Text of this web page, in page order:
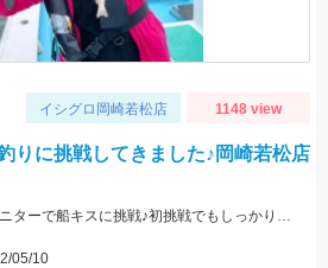
イシグロ岡崎若松店 1148 view
りに挑戦してきました♪岡崎若松店
オーシャンプロジェクトのモニターで船キスに挑戦♪初挑戦でもしっかりキャッチできました。
05/10